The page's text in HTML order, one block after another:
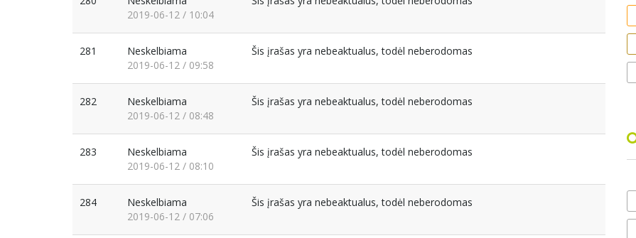
2019-06-12 / 10:04
281
Neskelbiama
2019-06-12 / 09:58
Šis įrašas yra nebeaktualus, todėl neberodomas
282
Neskelbiama
2019-06-12 / 08:48
Šis įrašas yra nebeaktualus, todėl neberodomas
283
Neskelbiama
2019-06-12 / 08:10
Šis įrašas yra nebeaktualus, todėl neberodomas
284
Neskelbiama
2019-06-12 / 07:06
Šis įrašas yra nebeaktualus, todėl neberodomas